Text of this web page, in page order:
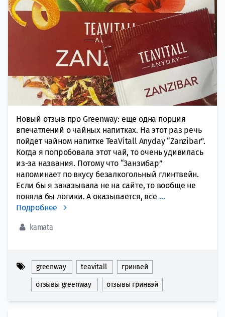
Новый отзыв про Greenway: еще одна порция
впечатлений о чайных напитках. На этот раз речь
пойдет чайном напитке TeaVitall Anyday “Zanzibar”.
Когда я попробовала этот чай, то очень удивилась
из-за названия. Потому что “Занзибар”
напоминает по вкусу безалкогольный глинтвейн.
Если бы я заказывала не на сайте, то вообще не
поняла бы логики. А оказывается, все …
Подробнее
kamata
greenway teavitall гринвей
отзывы greenway отзывы гринвэй